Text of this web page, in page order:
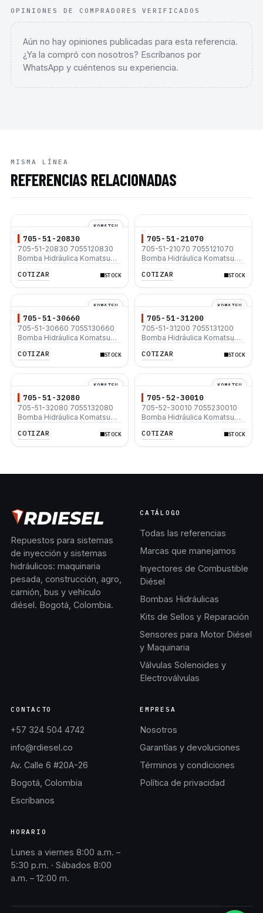
OPINIONES DE COMPRADORES VERIFICADOS
Aún no hay opiniones publicadas para esta referencia.
¿Ya la compró con nosotros? Escríbanos por
WhatsApp y cuéntenos su experiencia.
MISMA LÍNEA
REFERENCIAS RELACIONADAS
KOMATSU
705-51-20830
705-51-20830 7055120830
Bomba Hidráulica Komatsu
15 D65WX-16 D65EX-16
COTIZAR STOCK
705-51-21070
705-51-21070 7055121070
Bomba Hidráulica Komatsu
COTIZAR STOCK
KOMATSU
705-51-30660
705-51-30660 7055130660
Bomba Hidráulica Komatsu
15 D85EXI-18 D85EX-18
COTIZAR STOCK
KOMATSU
705-51-31200
705-51-31200 7055131200
Bomba Hidráulica Komatsu
COTIZAR STOCK
KOMATSU
705-51-32080
705-51-32080 7055132080
Bomba Hidráulica Komatsu
COTIZAR STOCK
KOMATSU
705-52-30010
705-52-30010 7055230010
Bomba Hidráulica Komatsu
COTIZAR STOCK
Repuestos para sistemas
de inyección y sistemas
hidráulicos: maquinaria
pesada, construcción, agro,
camión, bus y vehículo
diésel. Bogotá, Colombia.
CATÁLOGO
Todas las referencias
Marcas que manejamos
Inyectores de Combustible
Diésel
Bombas Hidráulicas
Kits de Sellos y Reparación
Sensores para Motor Diésel
y Maquinaria
Válvulas Solenoides y
Electroválvulas
CONTACTO
+57 324 504 4742
info@rdiesel.co
Av. Calle 6 #20A-26
Bogotá, Colombia
Escríbanos
EMPRESA
Nosotros
Garantías y devoluciones
Términos y condiciones
Política de privacidad
HORARIO
Lunes a viernes 8:00 a.m. –
5:30 p.m. · Sábados 8:00
a.m. – 12:00 m.